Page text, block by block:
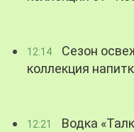
12:14
Сезон
коллекция
12:21
Водка